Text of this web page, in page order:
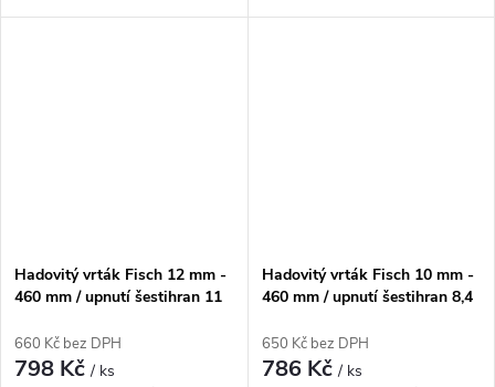
Hadovitý vrták Fisch 12 mm -
460 mm / upnutí šestihran 11
660 Kč bez DPH
798 Kč/ ks
Hadovitý vrták Fisch 10 mm -
460 mm / upnutí šestihran 8,4
650 Kč bez DPH
786 Kč/ ks